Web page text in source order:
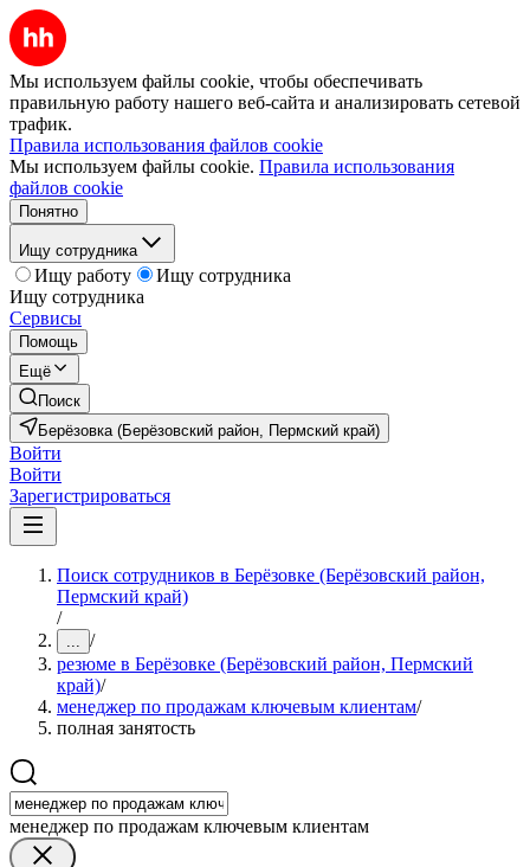
Мы используем файлы cookie, чтобы обеспечивать
правильную работу нашего веб-сайта и анализировать сетевой
трафик.
Правила использования файлов cookie
Мы используем файлы cookie. Правила использования
файлов cookie
Понятно
Ищу сотрудника
Ищу работу
Ищу сотрудника
Ищу сотрудника
Сервисы
Помощь
Ещё
Поиск
Берёзовка (Берёзовский район, Пермский край)
Войти
Войти
Зарегистрироваться
Поиск сотрудников в Берёзовке (Берёзовский район,
Пермский край)
/
... /
резюме в Берёзовке (Берёзовский район, Пермский
край)/
менеджер по продажам ключевым клиентам/
полная занятость
менеджер по продажам ключевым клиентам